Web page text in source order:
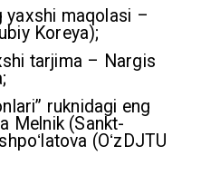
yaxshi maqolasi –
Koreya);
tarjima – Nargis
ruknidagi eng
Melnik (Sankt-
(OʻzDJTU